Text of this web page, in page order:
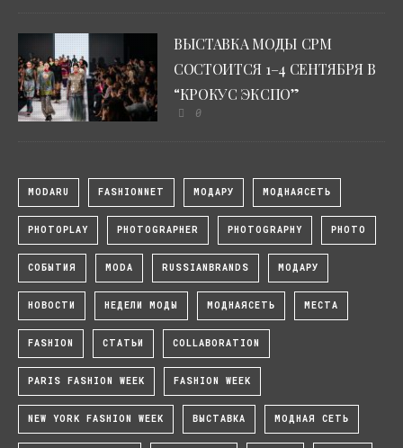
ВЫСТАВКА МОДЫ CPM
СОСТОИТСЯ 1–4 СЕНТЯБРЯ В
“КРОКУС ЭКСПО”
0
MODARU FASHIONNET МОДАРУ МОДНАЯСЕТЬ
PHOTOPLAY PHOTOGRAPHER PHOTOGRAPHY PHOTO
СОБЫТИЯ MODA RUSSIANBRANDS МОДАРУ
НОВОСТИ НЕДЕЛИ МОДЫ МОДНАЯСЕТЬ МЕСТА
FASHION СТАТЬИ COLLABORATION
PARIS FASHION WEEK FASHION WEEK
NEW YORK FASHION WEEK ВЫСТАВКА МОДНАЯ СЕТЬ